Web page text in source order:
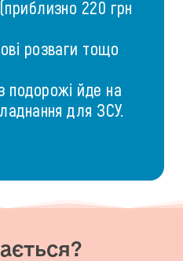
220 грн
розваги тощо
подорожі йде на
для ЗСУ.